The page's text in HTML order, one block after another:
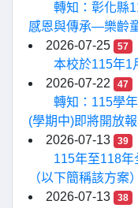
轉知：彰化縣
感恩與傳承—樂齡
2026-07-25
57
本校於115年1
2026-07-22
47
轉知：115學
(學期中)即將開放
2026-07-13
39
115年至118
（以下簡稱該方案
2026-07-13
38